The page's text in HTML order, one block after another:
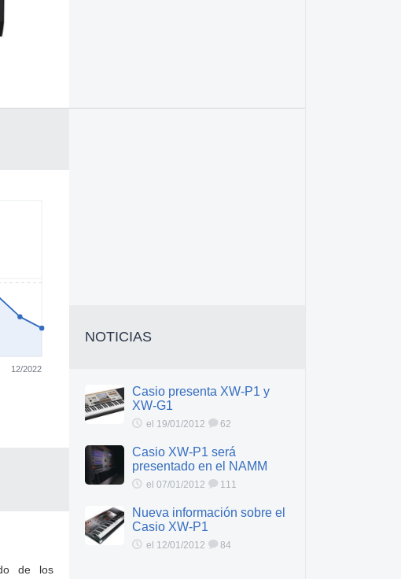
12/2022
de los
NOTICIAS
Casio presenta XW-P1 y
XW-G1
el 19/01/2012 62
Casio XW-P1 será
presentado en el NAMM
el 07/01/2012 111
Nueva información sobre el
Casio XW-P1
el 12/01/2012 84